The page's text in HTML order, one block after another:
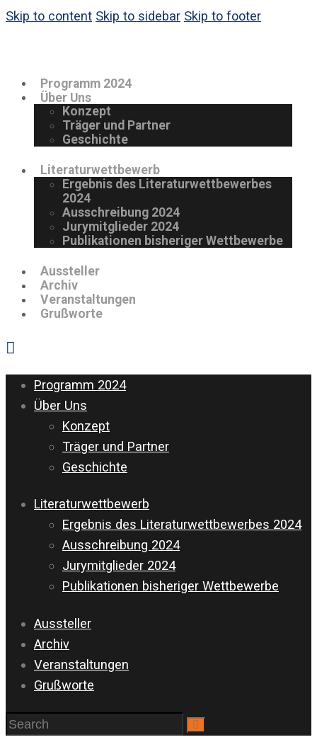
Skip to content Skip to sidebar Skip to footer
Programm 2024
Über Uns
Konzept
Träger und Partner
Geschichte
Literaturwettbewerb
Ergebnis des Literaturwettbewerbes
2024
Ausschreibung 2024
Jurymitglieder 2024
Publikationen bisheriger Wettbewerbe
Aussteller
Archiv
Veranstaltungen
Grußworte
Programm 2024
Über Uns
Konzept
Träger und Partner
Geschichte
Literaturwettbewerb
Ergebnis des Literaturwettbewerbes 2024
Ausschreibung 2024
Jurymitglieder 2024
Publikationen bisheriger Wettbewerbe
Aussteller
Archiv
Veranstaltungen
Grußworte